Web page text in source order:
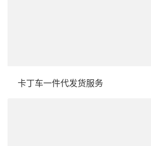
卡丁车一件代发货服务